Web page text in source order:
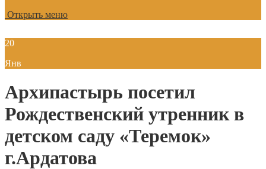
Открыть меню
20
Янв
Архипастырь посетил
Рождественский утренник в
детском саду «Теремок»
г.Ардатова